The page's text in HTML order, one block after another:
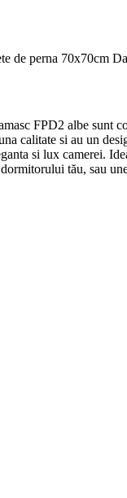
de perna 70x70cm
FPD2 albe sunt
calitate si au un
anta si lux camerei.
tău, sau